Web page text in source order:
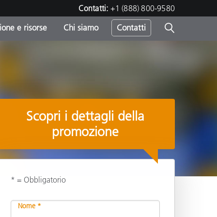
Contatti: +1 (888) 800-9580
e risorse Chi siamo Contatti
Condividi
Scopri i dettagli della
promozione
* = Obbligatorio
Nome *